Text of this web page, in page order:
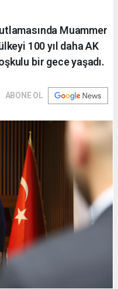
Muammer
100 yıl daha AK
bir gece yaşadı.
ABONE OL